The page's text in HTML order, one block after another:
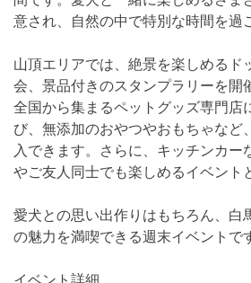
意され、自然の中で特別な時間を過
山頂エリアでは、絶景を楽しめるド
会、景品付きのスタンプラリーを開
全国から集まるペットグッズ専門店
び、無添加のおやつやおもちゃなど
入できます。さらに、キッチンカー
やご友人同士でも楽しめるイベント
愛犬との思い出作りはもちろん、白
の魅力を満喫できる週末イベントで
イベント詳細